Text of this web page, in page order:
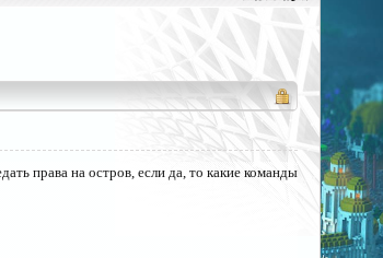
права на остров, если да, то какие команды